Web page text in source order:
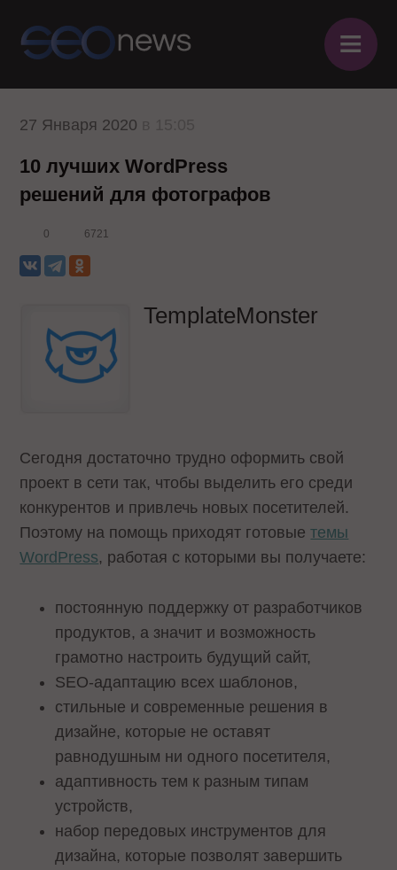
≡
27 Января 2020
10 лучших WordPress
решений для фотографов
0 6721
TemplateMonster
Сегодня достаточно трудно оформить свой
проект в сети так, чтобы выделить его среди
конкурентов и привлечь новых посетителей.
Поэтому на помощь приходят готовыетемы
WordPress, работая с которыми вы получаете:
постоянную поддержку от разработчиков
продуктов, а значит и возможность
грамотно настроить будущий сайт,
SEO-адаптацию всех шаблонов,
стильные и современные решения в
дизайне, которые не оставят
равнодушным ни одного посетителя,
адаптивность тем к разным типам
устройств,
набор передовых инструментов для
дизайна, которые позволят завершить